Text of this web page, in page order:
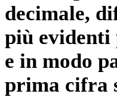
decimale,
più
e in modo
prima cifra